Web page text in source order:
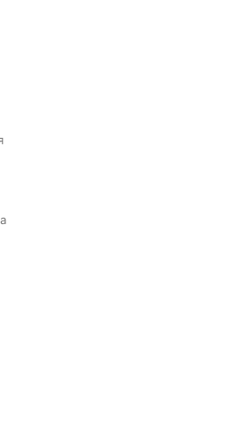
клубы, супермаркеты,
AREA.